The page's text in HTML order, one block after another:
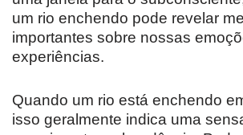
um rio enchendo pode revelar
importantes sobre nossas
experiências.
Quando um rio está enchendo
isso geralmente indica uma